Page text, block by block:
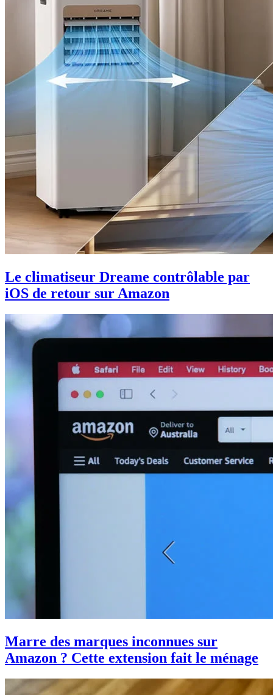
Le climatiseur Dreame contrôlable par
iOS de retour sur Amazon
Marre des marques inconnues sur
Amazon ? Cette extension fait le ménage